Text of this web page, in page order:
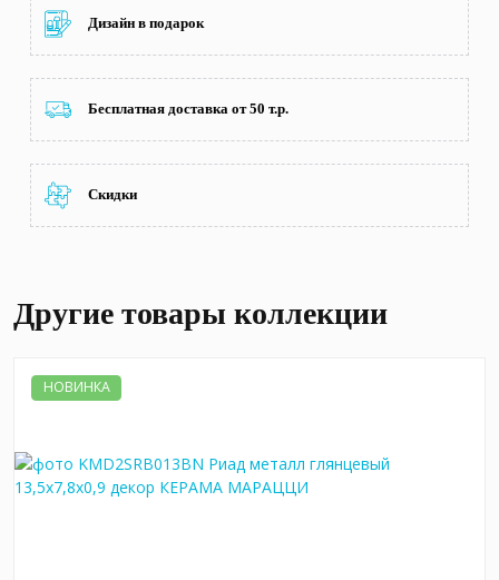
Дизайн в подарок
Бесплатная доставка от 50 т.р.
Скидки
Другие товары коллекции
НОВИНКА